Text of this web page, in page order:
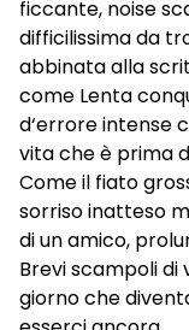
ficcante, noise
difficilissima da
abbinata alla
come Lenta
d‘errore intense
vita che è prima
Come il fiato
sorriso inatteso
di un amico,
Brevi scampoli
giorno che